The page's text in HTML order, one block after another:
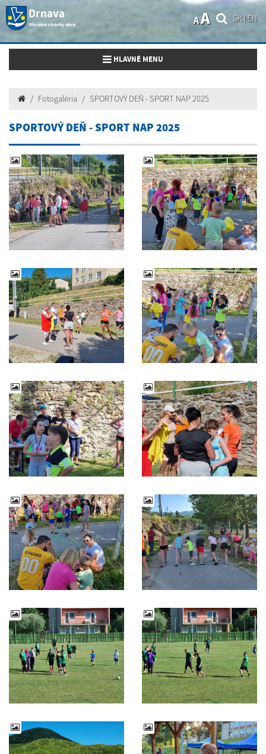
Drnava
Oficiálne stránky obce
SK| EN
AA
Toggle navigation
HLAVNÉ MENU
Fotogaléria SPORTOVÝ DEŇ - SPORT NAP 2025
SPORTOVÝ DEŇ - SPORT NAP 2025